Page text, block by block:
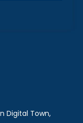
Digital Town,